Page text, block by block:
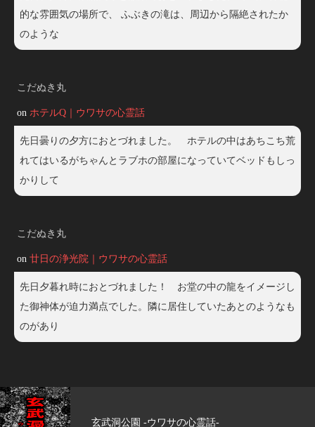
的な雰囲気の場所で、 ふぶきの滝は、周辺から隔絶されたか
のような
こだぬき丸
on ホテルQ｜ウワサの心霊話
先日曇りの夕方におとづれました。 ホテルの中はあちこち荒
れてはいるがちゃんとラブホの部屋になっていてベッドもしっ
かりして
こだぬき丸
on 廿日の浄光院｜ウワサの心霊話
先日夕暮れ時におとづれました！ お堂の中の龍をイメージし
た御神体が迫力満点でした。隣に居住していたあとのようなも
のがあり
玄武洞公園 -ウワサの心霊話-